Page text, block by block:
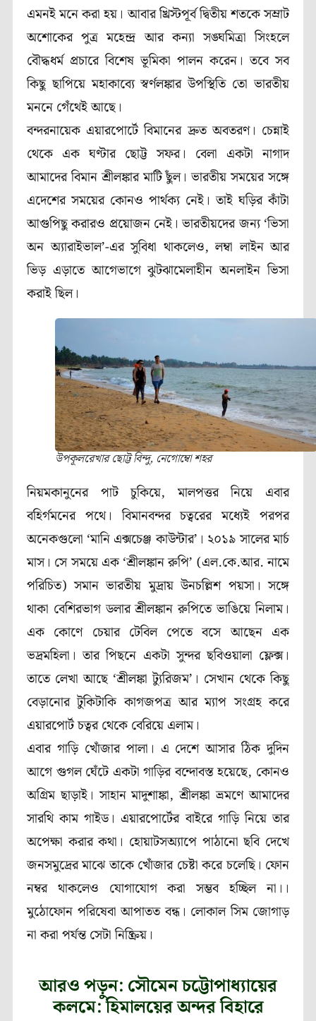
এমনই মনে করা হয়। আবার খ্রিস্টপূর্ব দ্বিতীয় শতকে সম্রাট
অশোকের পুত্র মহেন্দ্র আর কন্যা সঙ্ঘমিত্রা সিংহলে
বৌদ্ধধর্ম প্রচারে বিশেষ ভূমিকা পালন করেন। তবে সব
কিছু ছাপিয়ে মহাকাব্যে স্বর্ণলঙ্কার উপস্থিতি তো ভারতীয়
মননে গেঁথেই আছে।
বন্দরনায়েক এয়ারপোর্টে বিমানের দ্রুত অবতরণ। চেন্নাই
থেকে এক ঘণ্টার ছোট্ট সফর। বেলা একটা নাগাদ
আমাদের বিমান শ্রীলঙ্কার মাটি ছুঁল। ভারতীয় সময়ের সঙ্গে
এদেশের সময়ের কোনও পার্থক্য নেই। তাই ঘড়ির কাঁটা
আগুপিছু করারও প্রয়োজন নেই। ভারতীয়দের জন্য ‘ভিসা
অন অ্যারাইভাল’-এর সুবিধা থাকলেও, লম্বা লাইন আর
ভিড় এড়াতে আগেভাগে ঝুটঝামেলাহীন অনলাইন ভিসা
করাই ছিল।
উপকূলরেখার ছোট্ট বিন্দু, নেগোম্বো শহর
নিয়মকানুনের পাট চুকিয়ে, মালপত্তর নিয়ে এবার
বহির্গমনের পথে। বিমানবন্দর চত্বরের মধ্যেই পরপর
অনেকগুলো ‘মানি এক্সচেঞ্জ কাউন্টার’। ২০১৯ সালের মার্চ
মাস। সে সময়ে এক ‘শ্রীলঙ্কান রুপি’ (এল.কে.আর. নামে
পরিচিত) সমান ভারতীয় মুদ্রায় উনচল্লিশ পয়সা। সঙ্গে
থাকা বেশিরভাগ ডলার শ্রীলঙ্কান রুপিতে ভাঙিয়ে নিলাম।
এক কোণে চেয়ার টেবিল পেতে বসে আছেন এক
ভদ্রমহিলা। তার পিছনে একটা সুন্দর ছবিওয়ালা ফ্লেক্স।
তাতে লেখা আছে ‘শ্রীলঙ্কা ট্যুরিজম’। সেখান থেকে কিছু
বেড়ানোর টুকিটাকি কাগজপত্র আর ম্যাপ সংগ্রহ করে
এয়ারপোর্ট চত্বর থেকে বেরিয়ে এলাম।
এবার গাড়ি খোঁজার পালা। এ দেশে আসার ঠিক দুদিন
আগে গুগল ঘেঁটে একটা গাড়ির বন্দোবস্ত হয়েছে, কোনও
অগ্রিম ছাড়াই। সাহান মাদুশাঙ্কা, শ্রীলঙ্কা ভ্রমণে আমাদের
সারথি কাম গাইড। এয়ারপোর্টের বাইরে গাড়ি নিয়ে তার
অপেক্ষা করার কথা। হোয়াটসঅ্যাপে পাঠানো ছবি দেখে
জনসমুদ্রের মাঝে তাকে খোঁজার চেষ্টা করে চলেছি। ফোন
নম্বর থাকলেও যোগাযোগ করা সম্ভব হচ্ছিল না।।
মুঠোফোন পরিষেবা আপাতত বন্ধ। লোকাল সিম জোগাড়
না করা পর্যন্ত সেটা নিষ্ক্রিয়।
আরও পড়ুন: সৌমেন চট্টোপাধ্যায়ের
কলমে: হিমালয়ের অন্দর বিহারে